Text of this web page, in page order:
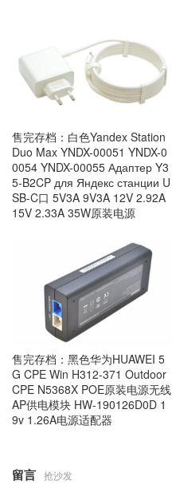
售完存档：白色Yandex Station
Duo Max YNDX-00051 YNDX-0
0054 YNDX-00055 Адаптер Y3
5-B2CP для Яндекс станции U
SB-C口 5V3A 9V3A 12V 2.92A
15V 2.33A 35W原装电源
售完存档：黑色华为HUAWEI 5
G CPE Win H312-371 Outdoor
CPE N5368X POE原装电源无线
AP供电模块 HW-190126D0D 1
9v 1.26A电源适配器
留言 抢沙发